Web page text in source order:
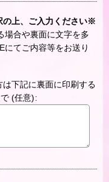
の上、ご入力ください※
場合や裏面に文字を多
にてご内容等をお送り
下記に裏面に印刷する
(任意):